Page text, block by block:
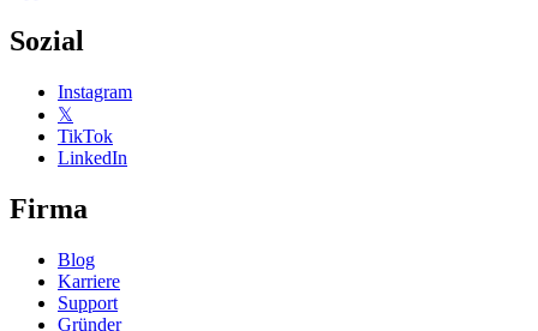
Sozial
Instagram
𝕏
TikTok
LinkedIn
Firma
Blog
Karriere
Support
Gründer